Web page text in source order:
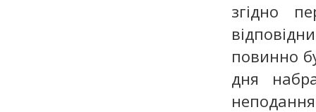
згідно
повинно
дня